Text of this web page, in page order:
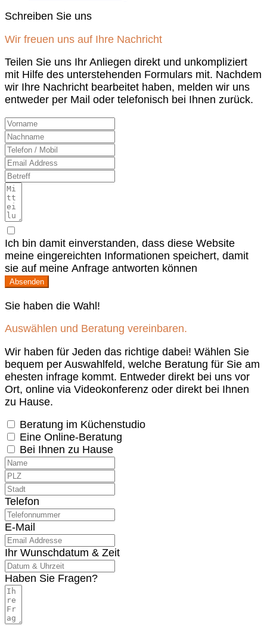
Schreiben Sie uns
Wir freuen uns auf Ihre Nachricht
Teilen Sie uns Ihr Anliegen direkt und unkompliziert
mit Hilfe des unterstehenden Formulars mit. Nachdem
wir Ihre Nachricht bearbeitet haben, melden wir uns
entweder per Mail oder telefonisch bei Ihnen zurück.
Ich bin damit einverstanden, dass diese Website
meine eingereichten Informationen speichert, damit
sie auf meine Anfrage antworten können
Absenden
Sie haben die Wahl!
Auswählen und Beratung vereinbaren.
Wir haben für Jeden das richtige dabei! Wählen Sie
bequem per Auswahlfeld, welche Beratung für Sie am
ehesten infrage kommt. Entweder direkt bei uns vor
Ort, online via Videokonferenz oder direkt bei Ihnen
zu Hause.
Beratung im Küchenstudio
Eine Online-Beratung
Bei Ihnen zu Hause
Telefon
E-Mail
Ihr Wunschdatum & Zeit
Haben Sie Fragen?